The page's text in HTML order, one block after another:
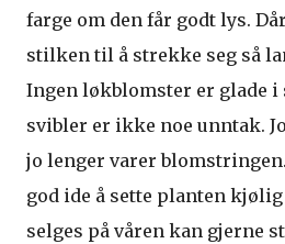
farge om den får godt lys.
stilken til å strekke seg så
Ingen løkblomster er glade i
svibler er ikke noe unntak.
jo lenger varer
god ide å sette planten
selges på våren kan gjerne